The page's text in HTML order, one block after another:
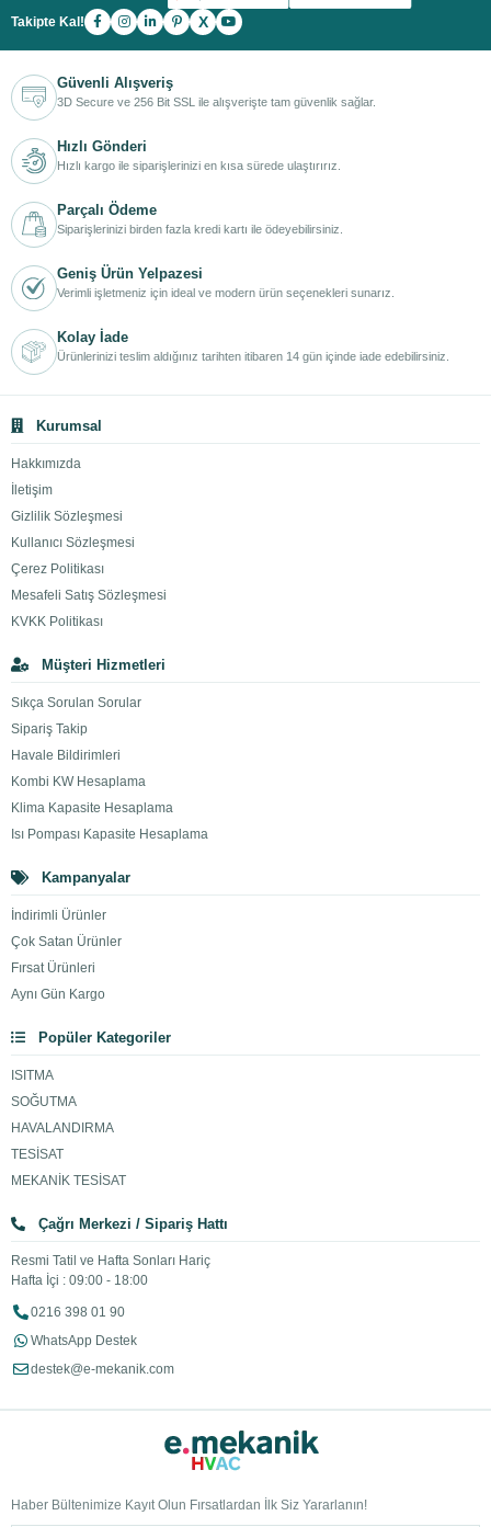
Takipte Kal! X
Güvenli Alışveriş
3D Secure ve 256 Bit SSL ile alışverişte tam güvenlik sağlar.
Hızlı Gönderi
Hızlı kargo ile siparişlerinizi en kısa sürede ulaştırırız.
Parçalı Ödeme
Siparişlerinizi birden fazla kredi kartı ile ödeyebilirsiniz.
Geniş Ürün Yelpazesi
Verimli işletmeniz için ideal ve modern ürün seçenekleri sunarız.
Kolay İade
Ürünlerinizi teslim aldığınız tarihten itibaren 14 gün içinde iade edebilirsiniz.
Kurumsal
Hakkımızda
İletişim
Gizlilik Sözleşmesi
Kullanıcı Sözleşmesi
Çerez Politikası
Mesafeli Satış Sözleşmesi
KVKK Politikası
Müşteri Hizmetleri
Sıkça Sorulan Sorular
Sipariş Takip
Havale Bildirimleri
Kombi KW Hesaplama
Klima Kapasite Hesaplama
Isı Pompası Kapasite Hesaplama
Kampanyalar
İndirimli Ürünler
Çok Satan Ürünler
Fırsat Ürünleri
Aynı Gün Kargo
Popüler Kategoriler
ISITMA
SOĞUTMA
HAVALANDIRMA
TESİSAT
MEKANİK TESİSAT
Çağrı Merkezi / Sipariş Hattı
Resmi Tatil ve Hafta Sonları Hariç
Hafta İçi : 09:00 - 18:00
0216 398 01 90
WhatsApp Destek
destek@e-mekanik.com
Haber Bültenimize Kayıt Olun Fırsatlardan İlk Siz Yararlanın!